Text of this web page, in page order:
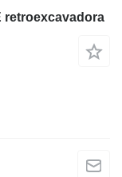
retroexcavadora